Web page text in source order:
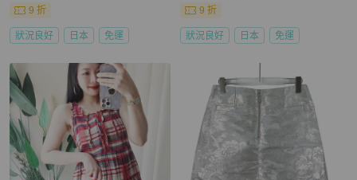
9 折
狀況良好 日本 免運
9 折
狀況良好 日本 免運